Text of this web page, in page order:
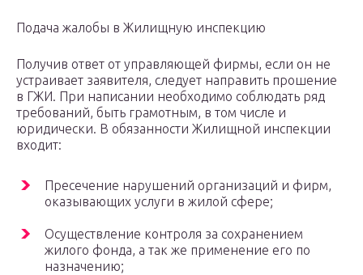
Подача жалобы в Жилищную инспекцию
Получив ответ от управляющей фирмы, если он не
устраивает заявителя, следует направить прошение
в ГЖИ. При написании необходимо соблюдать ряд
требований, быть грамотным, в том числе и
юридически. В обязанности Жилищной инспекции
входит:
Пресечение нарушений организаций и фирм,
оказывающих услуги в жилой сфере;
Осуществление контроля за сохранением
жилого фонда, а так же применение его по
назначению;